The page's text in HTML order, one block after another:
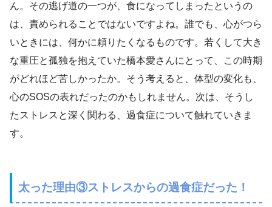
ん。その逃げ道の一つが、食になってしまったというの
は、責められることではないですよね。誰でも、心がつら
いときには、何かに頼りたくなるものです。若くして大き
な重圧と孤独を抱えていた橋本愛さんにとって、この時期
がどれほど苦しかったか。そう考えると、体型の変化も、
心のSOSの表れだったのかもしれません。次は、そうし
たストレスと深く関わる、過食症について触れていきま
す。
太った理由③ストレスからの過食症だった！